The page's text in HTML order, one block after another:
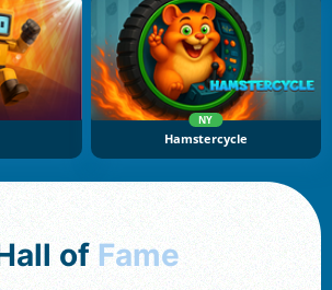
NY
Hamstercycle
Hall of Fame